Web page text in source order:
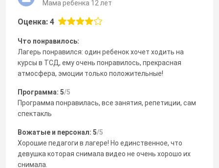
Мама ребенка 12 лет
Оценка: 4
Что понравилось:
Лагерь понравился: один ребенок хочет ходить на
курсы в ТСД, ему очень понравилось, прекрасная
атмосфера, эмоции только положительные!
Программа: 5/5
Программа понравилась, все занятия, репетиции, сам
спектакль
Вожатые и персонал: 5/5
Хорошие педагоги в лагере! Но единственное, что
девушка которая снимала видео не очень хорошо их
снимала.